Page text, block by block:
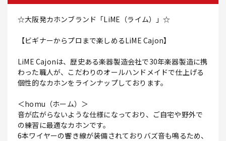
☆大阪発カホンブランド「LiME（ライム）」☆
【ビギナーからプロまで楽しめるLiME Cajon】
LiME Cajonは、歴史ある楽器製造会社で30年楽器製造に携
わった職人が、こだわりのオールハンドメイドで仕上げる
個性的なカホンをラインナップしております。
＜homu（ホーム）＞
音が広がらないような仕様になっており、ご自宅や野外で
の練習に最適なカホンです。
6本ワイヤーの響き線が装備されておりバズ音も鳴るため、